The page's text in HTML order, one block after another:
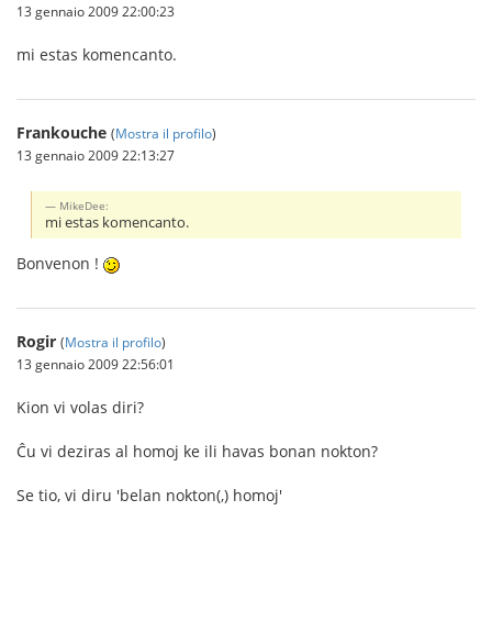
13 gennaio 2009 22:00:23
mi estas komencanto.
Frankouche (Mostra il profilo)
13 gennaio 2009 22:13:27
MikeDee:
mi estas komencanto.
Bonvenon !
Rogir (Mostra il profilo)
13 gennaio 2009 22:56:01
Kion vi volas diri?
Ĉu vi deziras al homoj ke ili havas bonan nokton?
Se tio, vi diru 'belan nokton(,) homoj'